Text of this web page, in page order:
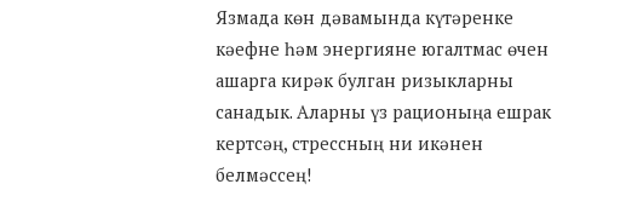
Язмада көн дәвамында күтәренке
кәефне һәм энергияне югалтмас өчен
ашарга кирәк булган ризыкларны
санадык. Аларны үз рационыңа ешрак
кертсәң, стрессның ни икәнен
белмәссең!